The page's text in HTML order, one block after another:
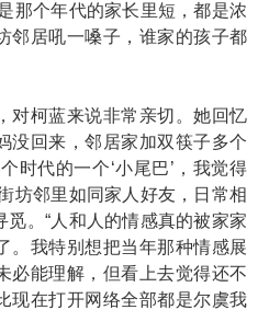
那个年代的家长里短，都是浓
邻居吼一嗓子，谁家的孩子都
柯蓝来说非常亲切。她回忆
没回来，邻居家加双筷子多个
时代的一个‘小尾巴’，我觉得
坊邻里如同家人好友，日常相
。“人和人的情感真的被家家
。我特别想把当年那种情感展
必能理解，但看上去觉得还不
现在打开网络全部都是尔虞我